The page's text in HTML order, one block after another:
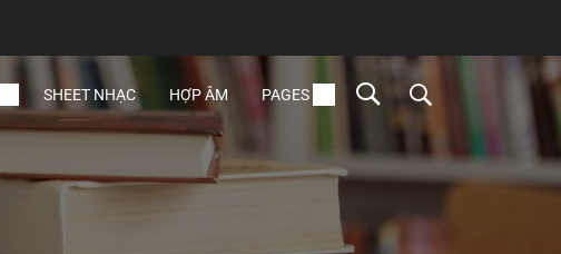
SHEET NHẠC HỢP ÂM PAGES